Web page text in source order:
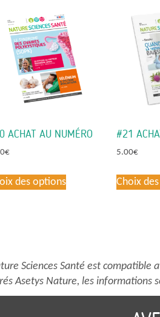
ACHAT AU NUMÉRO
€
des optionsproduit
options
peuvent
#21
5.00€
Choix
Sciences Santé est
Asetys Nature, les